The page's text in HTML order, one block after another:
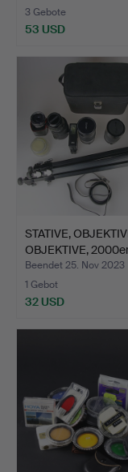
3 Gebote
53 USD
STATIVE,
OBJEKTIVE,
Beendet 25. Nov 2023
1 Gebot
32 USD